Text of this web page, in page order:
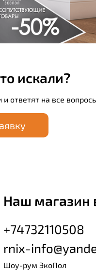
искали?
на все
Наш магазин
+74732110508
rnix-
Шоу-рум ЭкоПол